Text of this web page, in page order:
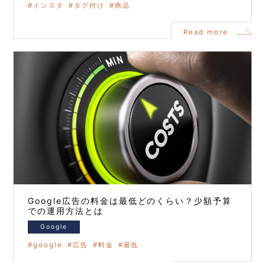
インスタ タグ付け 商品
Read more
Google広告の料金は最低どのくらい？少額予算
での運用方法とは
Google
google 広告 料金 最低